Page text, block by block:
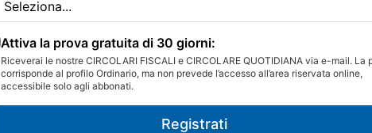
Attiva la prova gratuita di 30 giorni:
Riceverai le nostre CIRCOLARI FISCALI e CIRCOLARE QUOTIDIANA via e-mail. La
corrisponde al profilo Ordinario, ma non prevede l’accesso all’area riservata online,
accessibile solo agli abbonati.
Registrati